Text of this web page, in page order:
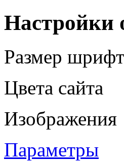
Настройки
Размер
Цвета сайта
Изображения
Параметры